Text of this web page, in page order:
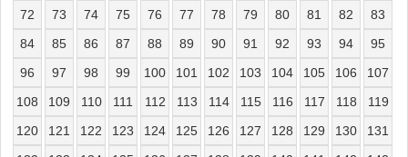
72
73 74 75 76 77 78 79 80 81 82
83
84
85 86 87 88 89 90 91 92 93 94
95
96
97 98 99 100 101 102 103 104 105 106
107
108
109 110 111 112 113 114 115 116 117 118
119
120
121 122 123 124 125 126 127 128 129 130
131